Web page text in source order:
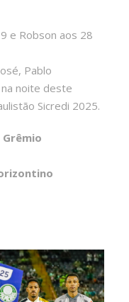
e Robson aos 28
Pablo
noite deste
Sicredi 2025.